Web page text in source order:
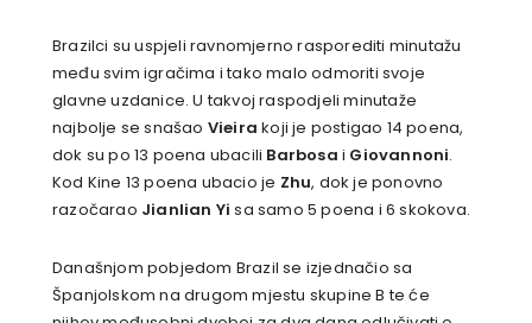
Brazilci su uspjeli ravnomjerno rasporediti minutažu
među svim igračima i tako malo odmoriti svoje
glavne uzdanice. U takvoj raspodjeli minutaže
najbolje se snašao Vieira koji je postigao 14 poena,
dok su po 13 poena ubacili Barbosa i Giovannoni.
Kod Kine 13 poena ubacio je Zhu, dok je ponovno
razočarao Jianlian Yi sa samo 5 poena i 6 skokova.
Današnjom pobjedom Brazil se izjednačio sa
Španjolskom na drugom mjestu skupine B te će